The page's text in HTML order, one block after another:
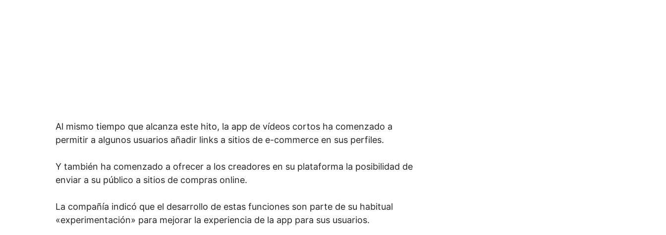
Al mismo tiempo que alcanza este hito, la app de vídeos cortos ha comenzado a
permitir a algunos usuarios añadir links a sitios de e-commerce en sus perfiles.
Y también ha comenzado a ofrecer a los creadores en su plataforma la posibilidad de
enviar a su público a sitios de compras online.
La compañía indicó que el desarrollo de estas funciones son parte de su habitual
«experimentación» para mejorar la experiencia de la app para sus usuarios.